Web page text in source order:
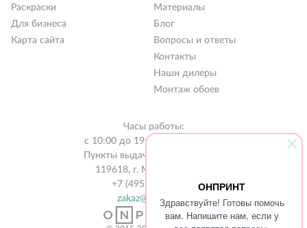
ОНПРИНТ
Здравствуйте! Готовы помочь
вам. Напишите нам, если у
Обои под покраску
Интерьерные картины
Раскраски
Для бизнеса
Карта сайта
Материалы
Блог
Вопросы и ответы
Контакты
Наши дилеры
Монтаж обоев
Часы работы:
с 10:00 до 19:00 без выходных
Пункты выдачи в 31 городе РФ
119618, г. Москва, а/я 519
+7 (495) 134-13-56
zakaz@onprint.ru